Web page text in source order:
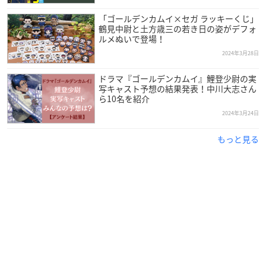
— TVアニメ『ゴールデンカムイ
pril 12, 2024
「ゴールデンカムイ×セガ ラッキーくじ」
鶴見中尉と土方歳三の若き日の姿がデフォ
ルメぬいで登場！
2024年3月28日
ドラマ『ゴールデンカムイ』鯉登少尉の実
写キャスト予想の結果発表！中川大志さん
ら10名を紹介
2024年3月24日
もっと見る